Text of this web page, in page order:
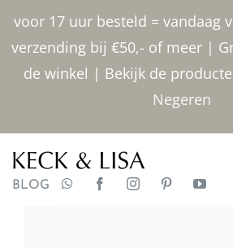
voor 17 uur besteld = vandaag
verzending bij €50,- of meer |
de winkel | Bekijk de
Negeren
inhoud
BLOG